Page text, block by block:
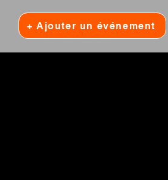
+ Ajouter un événement